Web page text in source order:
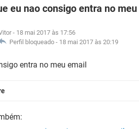
eu nao consigo entra no
- 18 mai 2017 às 17:56
Perfil bloqueado - 18 mai 2017 às 20:19
entra no meu email